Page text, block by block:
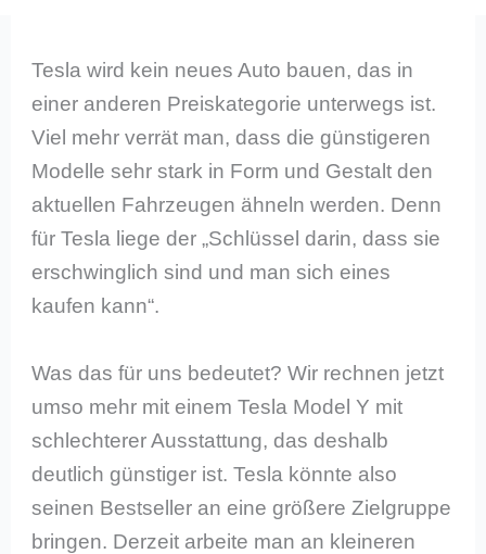
Tesla wird kein neues Auto bauen, das in
einer anderen Preiskategorie unterwegs ist.
Viel mehr verrät man, dass die günstigeren
Modelle sehr stark in Form und Gestalt den
aktuellen Fahrzeugen ähneln werden. Denn
für Tesla liege der „Schlüssel darin, dass sie
erschwinglich sind und man sich eines
kaufen kann“.
Was das für uns bedeutet? Wir rechnen jetzt
umso mehr mit einem Tesla Model Y mit
schlechterer Ausstattung, das deshalb
deutlich günstiger ist. Tesla könnte also
seinen Bestseller an eine größere Zielgruppe
bringen. Derzeit arbeite man an kleineren